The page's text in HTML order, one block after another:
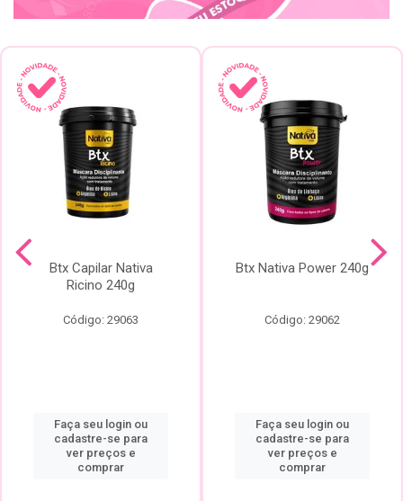
Btx Capilar Nativa
Ricino 240g
Código: 29063
Faça seu login ou
cadastre-se para
ver preços e
comprar
Btx Nativa Power 240g
Código: 29062
Faça seu login ou
cadastre-se para
ver preços e
comprar